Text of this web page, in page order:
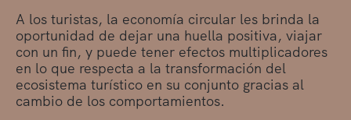
A los turistas, la economía circular les brinda la
oportunidad de dejar una huella positiva, viajar
con un fin, y puede tener efectos multiplicadores
en lo que respecta a la transformación del
ecosistema turístico en su conjunto gracias al
cambio de los comportamientos.